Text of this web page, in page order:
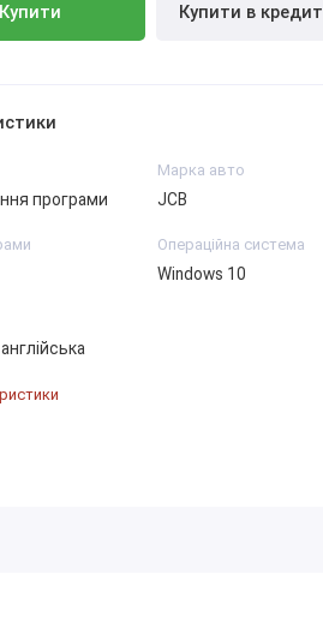
Купити Купити в кредит
програми
Марка авто
JCB
Операційна система
Windows 10